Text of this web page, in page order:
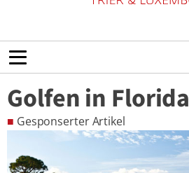
Golfen in Florida
■ Gesponserter Artikel